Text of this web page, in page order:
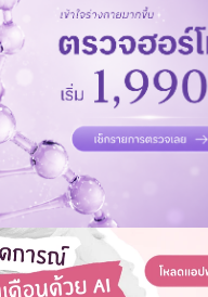
วนสยาม Siam Park Animal
คันนายาว เขตคันนายาว กรุงเทพม
ดูรายละเอียด
ำหมันแมว